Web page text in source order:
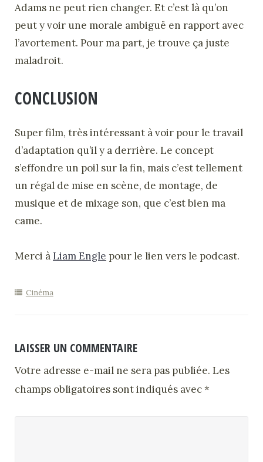
Adams ne peut rien changer. Et c’est là qu’on
peut y voir une morale ambiguë en rapport avec
l’avortement. Pour ma part, je trouve ça juste
maladroit.
CONCLUSION
Super film, très intéressant à voir pour le travail
d’adaptation qu’il y a derrière. Le concept
s’effondre un poil sur la fin, mais c’est tellement
un régal de mise en scène, de montage, de
musique et de mixage son, que c’est bien ma
came.
Merci àLiam Engle pour le lien vers le podcast.
Cinéma
LAISSER UN COMMENTAIRE
Votre adresse e-mail ne sera pas publiée. Les
champs obligatoires sont indiqués avec*